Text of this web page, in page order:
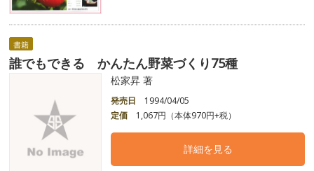
書籍
誰でもできる かんたん野菜づくり75種
松家昇 著
発売日
1994/04/05
定価
1,067円（本体970円+税）
詳細を見る